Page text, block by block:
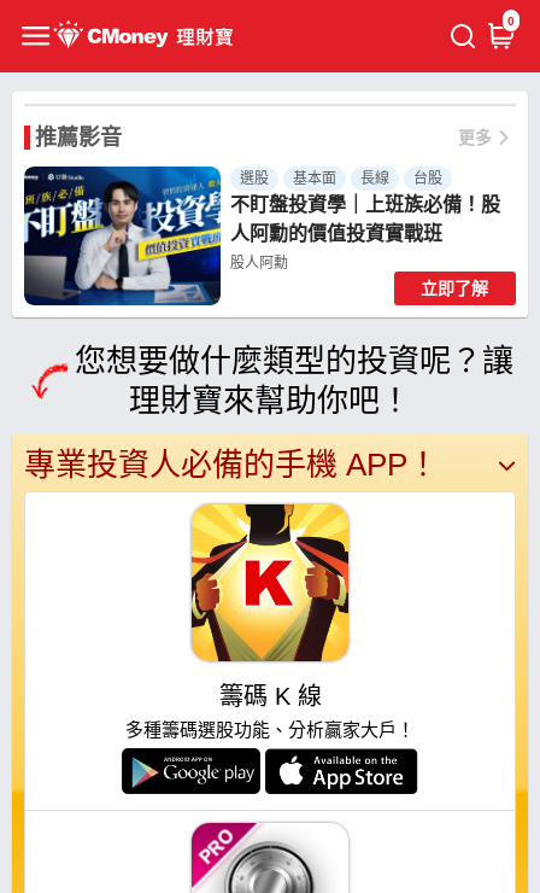
0
推薦影音 更多
共 9 個章節
不盯盤投資學｜上班族必備！股
人阿勳的價值投資實戰班
選股 基本面 長線 台股
股人阿勳
立即了解
您想要做什麼類型的投資呢？讓
理財寶來幫助你吧！
專業投資人必備的手機 APP！
籌碼 K 線
多種籌碼選股功能、分析贏家大戶！